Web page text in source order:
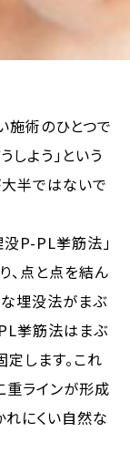
施術のひとつで
しよう」という
半ではないで
P-PL挙筋法」
点と点を結ん
埋没法がまぶ
挙筋法はまぶ
します。これ
重ラインが形成
れにくい自然な